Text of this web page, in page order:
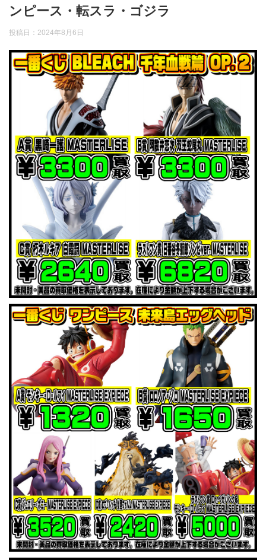
ンピース・転スラ・ゴジラ
投稿日： 2024年8月6日